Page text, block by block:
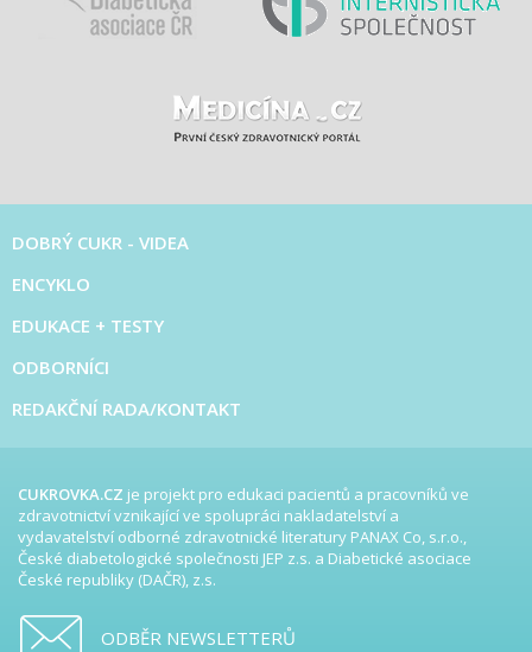
DOBRÝ CUKR - VIDEA
ENCYKLO
EDUKACE + TESTY
ODBORNÍCI
REDAKČNÍ RADA/KONTAKT
CUKROVKA.CZ je projekt pro edukaci pacientů a pracovníků ve
zdravotnictví vznikající ve spolupráci nakladatelství a
vydavatelství odborné zdravotnické literatury PANAX Co, s.r.o.,
České diabetologické společnosti JEP z.s. a Diabetické asociace
České republiky (DAČR), z.s.
ODBĚR NEWSLETTERŮ